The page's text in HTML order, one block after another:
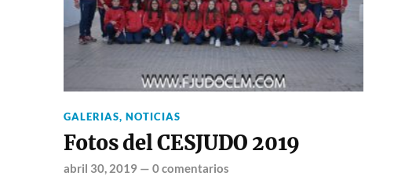
GALERIAS, NOTICIAS
Fotos del CESJUDO 2019
abril 30, 2019— 0 comentarios